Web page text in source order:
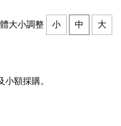
大小調整 小 中 大
額採購。